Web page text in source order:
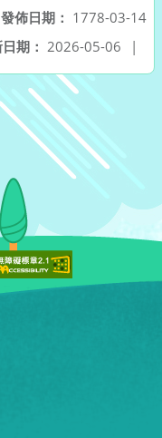
發佈日期： 1778-03-14
期： 2026-05-06 |